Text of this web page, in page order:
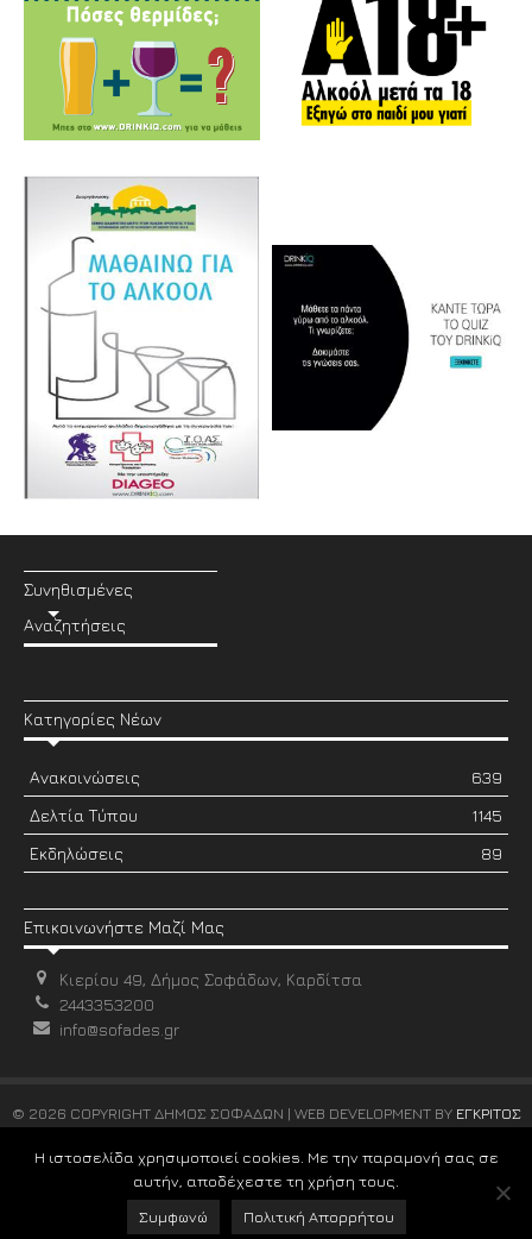
Συνηθισμένες
Αναζητήσεις
Κατηγορίες Νέων
Ανακοινώσεις
639
Δελτία Τύπου
1145
Εκδηλώσεις
89
Επικοινωνήστε Μαζί Μας
Κιερίου 49, Δήμος Σοφάδων, Καρδίτσα
2443353200
info@sofades.gr
© 2026 COPYRIGHT ΔΗΜΟΣ ΣΟΦΑΔΩΝ | WEB DEVELOPMENT BY ΕΓΚΡΙΤΟΣ
Η ιστοσελίδα χρησιμοποιεί cookies. Με την παραμονή σας σε
αυτήν, αποδέχεστε τη χρήση τους.
Συμφωνώ
Πολιτική Απορρήτου